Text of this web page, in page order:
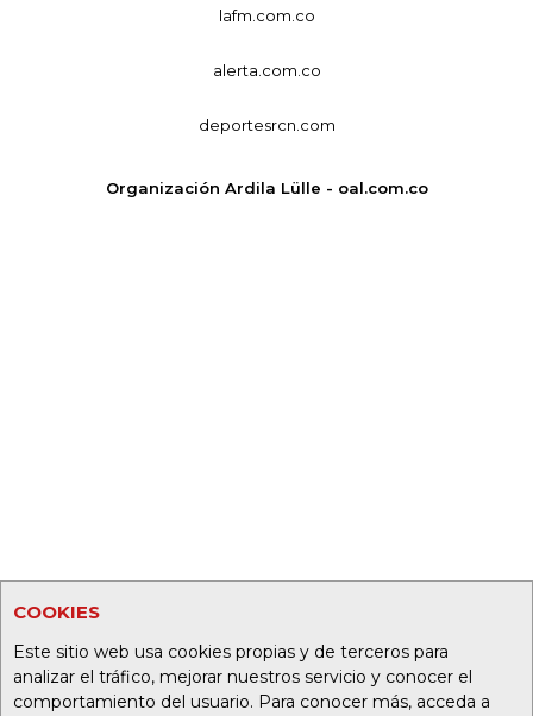
COOKIES
Este sitio web usa cookies propias y de terceros para
analizar el tráfico, mejorar nuestros servicio y conocer el
comportamiento del usuario. Para conocer más, acceda a
lafm.com.co
alerta.com.co
deportesrcn.com
Organización Ardila Lülle - oal.com.co